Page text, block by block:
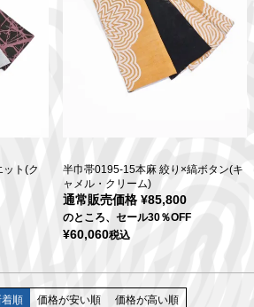
ト(ク
半巾帯0195-15本麻 絞り×縞ボタン(キ
ャメル・クリーム)
通常販売価格 ¥85,800
のところ、セール30％OFF
¥60,060税込
順 価格が安い順 価格が高い順